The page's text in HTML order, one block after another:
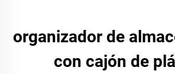
organizador de
con cajón de